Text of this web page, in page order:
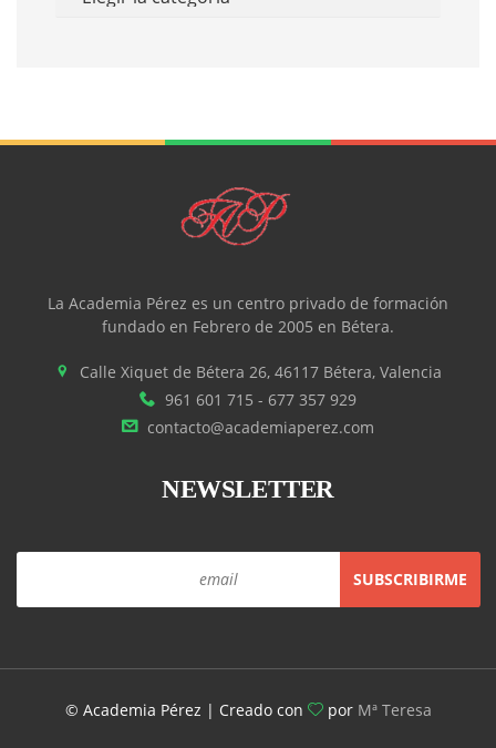
La Academia Pérez es un centro privado de formación
fundado en Febrero de 2005 en Bétera.
Calle Xiquet de Bétera 26, 46117 Bétera, Valencia
961 601 715 - 677 357 929
contacto@academiaperez.com
NEWSLETTER
© Academia Pérez | Creado con por Mª Teresa